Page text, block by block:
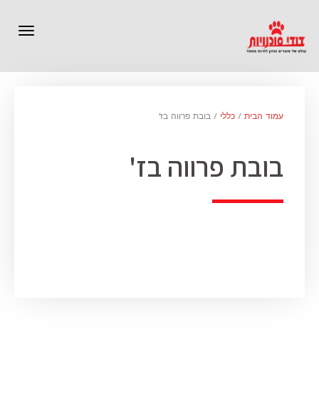
עמוד הבית / כללי / בובת פרווה בז'
בובת פרווה בז'